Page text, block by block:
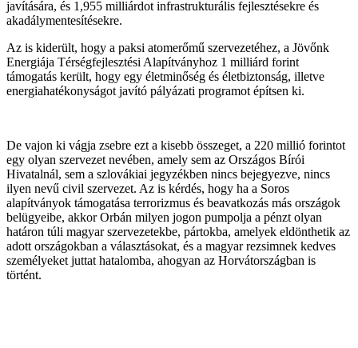
javítására, és 1,955 milliárdot infrastrukturális fejlesztésekre és
akadálymentesítésekre.
Az is kiderült, hogy a paksi atomerőmű szervezetéhez, a Jövőnk
Energiája Térségfejlesztési Alapítványhoz 1 milliárd forint
támogatás került, hogy egy életminőség és életbiztonság, illetve
energiahatékonyságot javító pályázati programot építsen ki.
De vajon ki vágja zsebre ezt a kisebb összeget, a 220 millió forintot
egy olyan szervezet nevében, amely sem az Országos Bírói
Hivatalnál, sem a szlovákiai jegyzékben nincs bejegyezve, nincs
ilyen nevű civil szervezet. Az is kérdés, hogy ha a Soros
alapítványok támogatása terrorizmus és beavatkozás más országok
belügyeibe, akkor Orbán milyen jogon pumpolja a pénzt olyan
határon túli magyar szervezetekbe, pártokba, amelyek eldönthetik az
adott országokban a választásokat, és a magyar rezsimnek kedves
személyeket juttat hatalomba, ahogyan az Horvátországban is
történt.